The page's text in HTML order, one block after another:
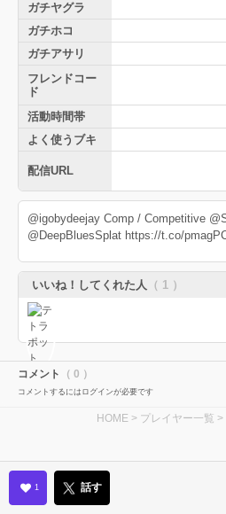
ガチヤグラ
ガチホコ
ガチアサリ
フレンドコー
ド
活動時間帯
よく使うブキ
配信URL
@igobydeejay Comp / Competitive
@DeepBluesSplat https://t.co/
いいね！してくれた人 （ 1 ）
コメント （ 0 ）
コメントするにはログインが必要です
HOME > プレイヤー一覧 >
1 話す